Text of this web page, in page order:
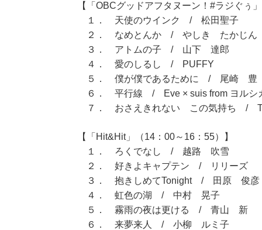
【「OBCグッドアフタヌーン！#ラジぐぅ
１． 天使のウインク / 松田聖子
２． なめとんか / やしき たかじん
３． アトムの子 / 山下 達郎
４． 愛のしるし / PUFFY
５． 僕が僕であるために / 尾崎 豊
６． 平行線 / Eve × suis from ヨルシ
７． おさえきれない この気持ち /
【「Hit&Hit」（14：00～16：55）】
１． ろくでなし / 越路 吹雪
２． 好きよキャプテン / リリーズ
３． 抱きしめてTonight / 田原 俊彦
４． 虹色の湖 / 中村 晃子
５． 霧雨の夜は更ける / 青山 新
６． 来夢来人 / 小柳 ルミ子